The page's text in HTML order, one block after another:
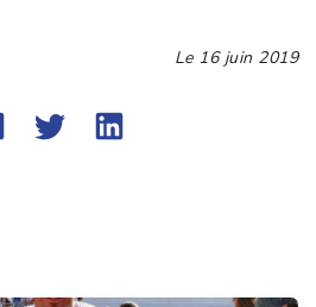
Le 16 juin 2019